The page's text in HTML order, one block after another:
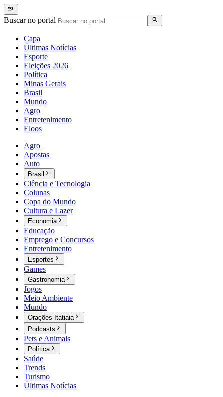
Buscar no portal
Capa
Últimas Notícias
Esporte
Eleições 2026
Política
Minas Gerais
Brasil
Mundo
Agro
Entretenimento
Eloos
Agro
Apostas
Auto
Brasil
Ciência e Tecnologia
Colunas
Copa do Mundo
Cultura e Lazer
Economia
Educação
Emprego e Concursos
Entretenimento
Esportes
Games
Gastronomia
Jogos
Meio Ambiente
Mundo
Orações Itatiaia
Podcasts
Pets e Animais
Política
Saúde
Trends
Turismo
Últimas Notícias